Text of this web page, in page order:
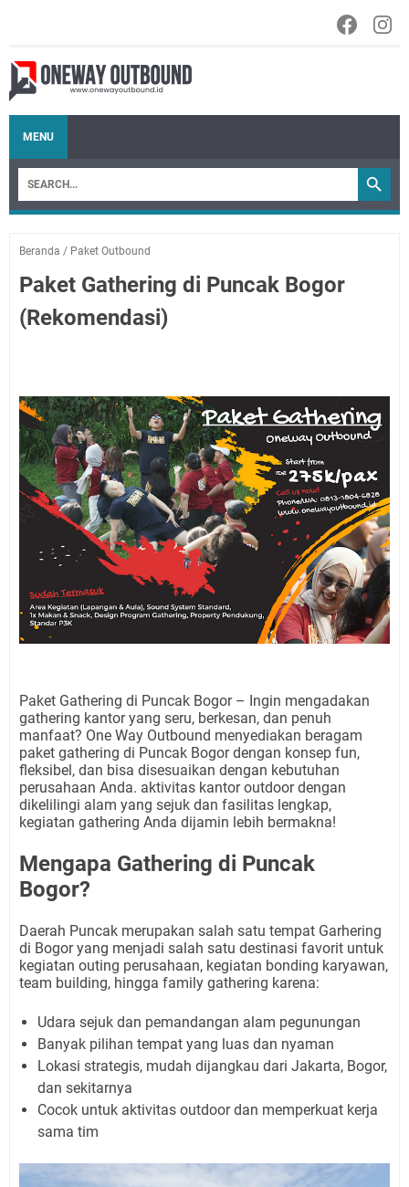
MENU
Beranda / Paket Outbound
Paket Gathering di Puncak Bogor
(Rekomendasi)
Paket Gathering di Puncak Bogor – Ingin mengadakan
gathering kantor yang seru, berkesan, dan penuh
manfaat? One Way Outbound menyediakan beragam
paket gathering di Puncak Bogor dengan konsep fun,
fleksibel, dan bisa disesuaikan dengan kebutuhan
perusahaan Anda. aktivitas kantor outdoor dengan
dikelilingi alam yang sejuk dan fasilitas lengkap,
kegiatan gathering Anda dijamin lebih bermakna!
Mengapa Gathering di Puncak
Bogor?
Daerah Puncak merupakan salah satu tempat Garhering
di Bogor yang menjadi salah satu destinasi favorit untuk
kegiatan outing perusahaan, kegiatan bonding karyawan,
team building, hingga family gathering karena:
Udara sejuk dan pemandangan alam pegunungan
Banyak pilihan tempat yang luas dan nyaman
Lokasi strategis, mudah dijangkau dari Jakarta, Bogor,
dan sekitarnya
Cocok untuk aktivitas outdoor dan memperkuat kerja
sama tim